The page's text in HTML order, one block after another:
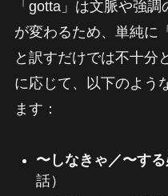
「gotta」は文脈や強
が変わるため、単純に
と訳すだけでは不十分
に応じて、以下のよう
ます：
〜しなきゃ／〜す
話）